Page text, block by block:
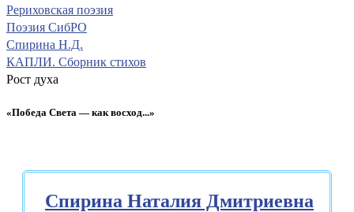
Рериховская поэзия
Поэзия СибРО
Спирина Н.Д.
КАПЛИ. Сборник стихов
Рост духа
«Победа Света — как восход...»
Спирина Наталия Дмитриевна